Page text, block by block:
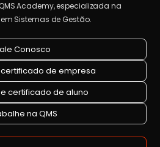
Academy, especializada na
Sistemas de Gestão.
Conosco
de empresa
certificado de aluno
na QMS